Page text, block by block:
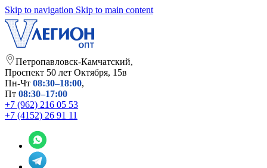
Skip to navigation Skip to main content
Петропавловск-Камчатский,
​Проспект 50 лет Октября, 15в
Пн-Чт 08:30–18:00,
Пт 08:30–17:00
+7 (962) 216 05 53
+7 (4152) 26 91 11